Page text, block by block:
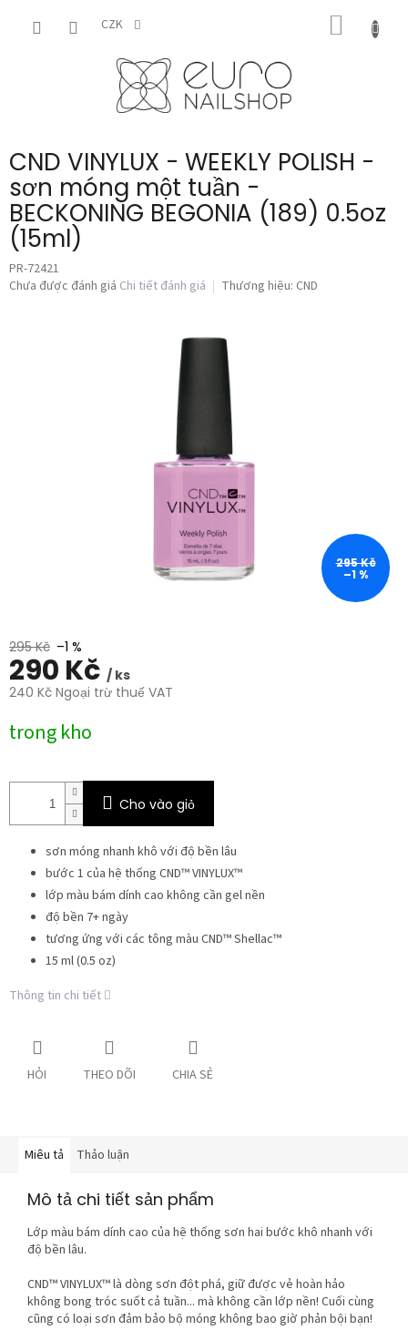
CZK
GIỎ
HÀNG
CND VINYLUX - WEEKLY POLISH -
sơn móng một tuần -
BECKONING BEGONIA (189) 0.5oz
(15ml)
PR-72421
Đánh
Chưa được đánh giá Chi tiết đánh giá Thương hiệu: CND
295 Kč
–1 %
295 Kč –1 %
290 Kč / ks
240 Kč Ngoại trừ thuế VAT
đo
trong kho
Cho vào giỏ
sơn móng nhanh khô với độ bền lâu
bước 1 của hệ thống CND™ VINYLUX™
lớp màu bám dính cao không cần gel nền
độ bền 7+ ngày
tương ứng với các tông màu CND™ Shellac™
15 ml (0.5 oz)
Thông tin chi tiết
HỎI THEO DÕI CHIA SẺ
Miêu tả Thảo luận
Mô tả chi tiết sản phẩm
Lớp màu bám dính cao của hệ thống sơn hai bước khô nhanh với
độ bền lâu.
CND™ VINYLUX™ là dòng sơn đột phá, giữ được vẻ hoàn hảo
không bong tróc suốt cả tuần... mà không cần lớp nền! Cuối cùng
cũng có loại sơn đảm bảo bộ móng không bao giờ phản bội bạn!